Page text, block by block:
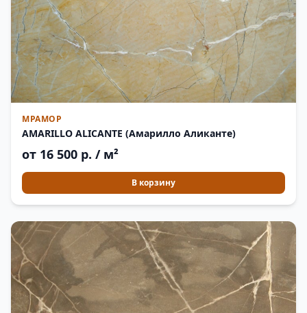
МРАМОР
AMARILLO ALICANTE (Амарилло Аликанте)
от 16 500 р. / м²
В корзину